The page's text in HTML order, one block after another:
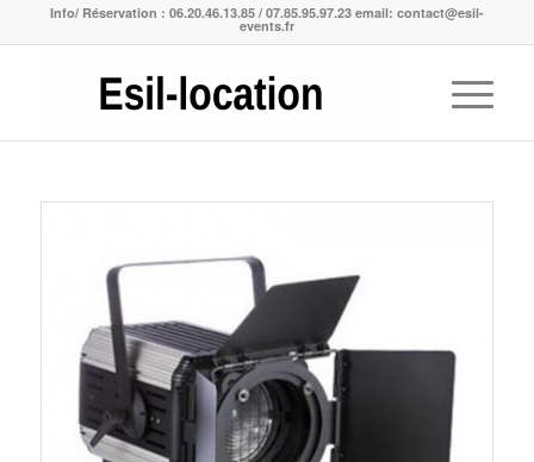
Info/ Réservation : 06.20.46.13.85 / 07.85.95.97.23 email: contact@esil-
events.fr